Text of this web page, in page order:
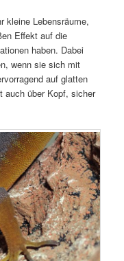
kleine Lebensräume,
Effekt auf die
haben. Dabei
wenn sie sich mit
auf glatten
auch über Kopf, sicher